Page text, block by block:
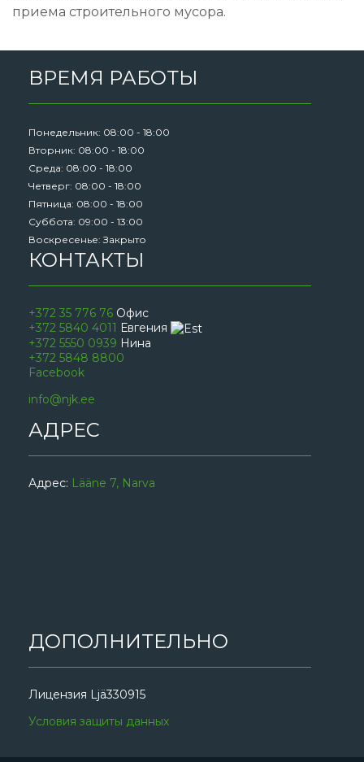
приема строительного мусора.
ВРЕМЯ РАБОТЫ
Понедельник: 08:00 - 18:00
Вторник: 08:00 - 18:00
Среда: 08:00 - 18:00
Четверг: 08:00 - 18:00
Пятница: 08:00 - 18:00
Суббота: 09:00 - 13:00
Воскресенье: Закрыто
КОНТАКТЫ
+372 35 776 76 Офис
+372 5840 4011 Евгения
+372 5550 0939 Нина
+372 5848 8800
Facebook
info@njk.ee
АДРЕС
Адрес: Lääne 7, Narva
ДОПОЛНИТЕЛЬНО
Лицензия Ljä330915
Условия защиты данных